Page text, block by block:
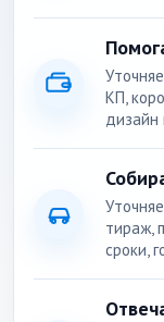
КП,
дизайн
тираж,
сроки,